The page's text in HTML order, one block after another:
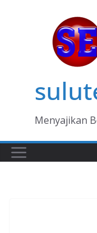
Menyajikan